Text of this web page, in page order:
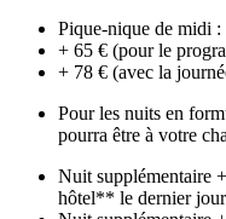
Pique-nique de midi :
+ 65 € (pour le
+ 78 € (avec la
Pour les nuits en
pourra être à votre
Nuit supplémentaire
hôtel** le dernier